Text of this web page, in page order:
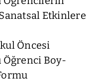
Etkinlere
Öncesi
Boy-